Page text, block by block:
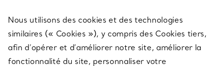
SERVICES
À PROPOS
Nous utilisons des cookies et des technologies
similaires (« Cookies »), y compris des Cookies tiers,
afin d’opérer et d’améliorer notre site, améliorer la
fonctionnalité du site, personnaliser votre